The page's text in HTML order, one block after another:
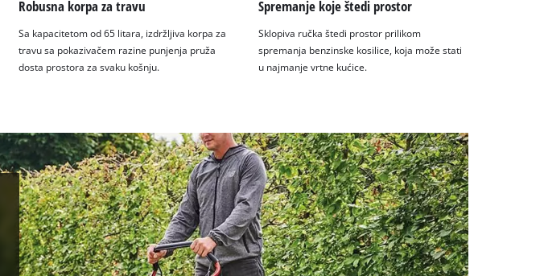
Robusna korpa za travu
Sa kapacitetom od 65 litara, izdržljiva korpa za
travu sa pokazivačem razine punjenja pruža
dosta prostora za svaku košnju.
Spremanje koje štedi prostor
Sklopiva ručka štedi prostor prilikom
spremanja benzinske kosilice, koja može stati
u najmanje vrtne kućice.